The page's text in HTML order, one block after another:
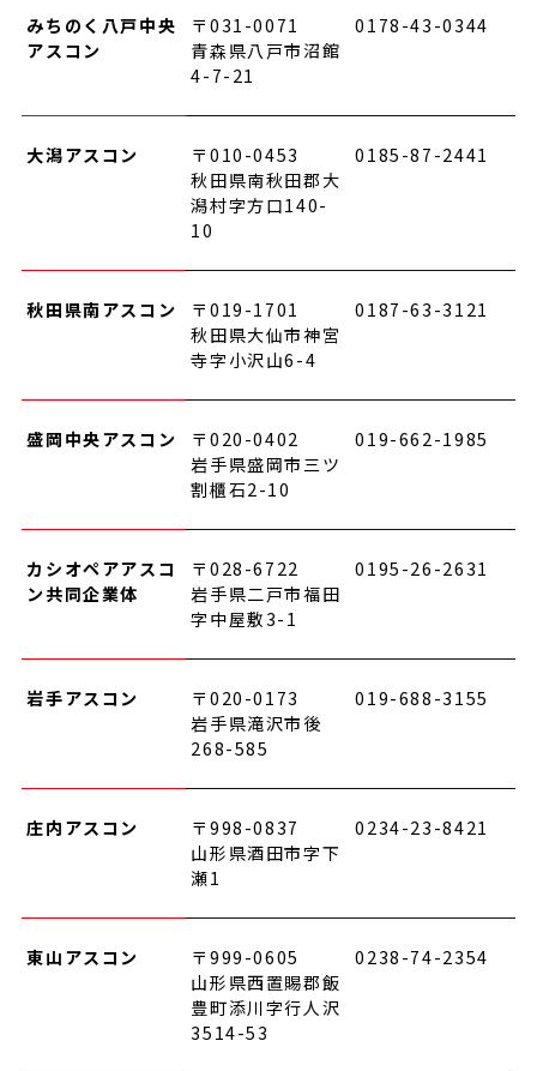
みちのく八戸中央
アスコン
〒031-0071
青森県八戸市沼館
4-7-21
0178-43-0344
大潟アスコン
〒010-0453
秋田県南秋田郡大
潟村字方口140-
10
0185-87-2441
秋田県南アスコン
〒019-1701
秋田県大仙市神宮
寺字小沢山6-4
0187-63-3121
盛岡中央アスコン
〒020-0402
岩手県盛岡市三ツ
割櫃石2-10
019-662-1985
カシオペアアスコ
ン共同企業体
〒028-6722
岩手県二戸市福田
字中屋敷3-1
0195-26-2631
岩手アスコン
〒020-0173
岩手県滝沢市後
268-585
019-688-3155
庄内アスコン
〒998-0837
山形県酒田市字下
瀬1
0234-23-8421
東山アスコン
〒999-0605
山形県西置賜郡飯
豊町添川字行人沢
3514-53
0238-74-2354